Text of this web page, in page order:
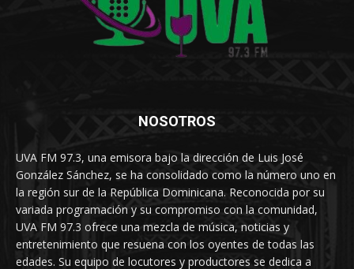
NOSOTROS
UVA FM 97.3, una emisora bajo la dirección de Luis José
González Sánchez, se ha consolidado como la número uno en
la región sur de la República Dominicana. Reconocida por su
variada programación y su compromiso con la comunidad,
UVA FM 97.3 ofrece una mezcla de música, noticias y
entretenimiento que resuena con los oyentes de todas las
edades. Su equipo de locutores y productores se dedica a